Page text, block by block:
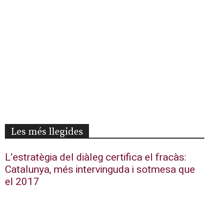
Les més llegides
L’estratègia del diàleg certifica el fracàs:
Catalunya, més intervinguda i sotmesa que
el 2017